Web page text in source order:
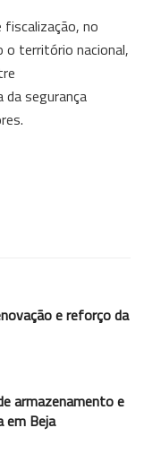
fiscalização, no
o território nacional,
da segurança
e reforço da
armazenamento e
em Beja